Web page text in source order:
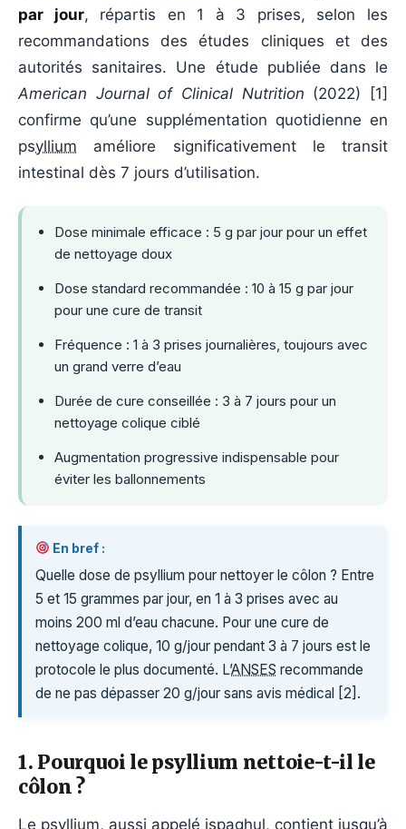
par jour, répartis en 1 à 3 prises, selon les
recommandations des études cliniques et des
autorités sanitaires. Une étude publiée dans le
American Journal of Clinical Nutrition (2022) [1]
confirme qu’une supplémentation quotidienne en
psyllium améliore significativement le transit
intestinal dès 7 jours d’utilisation.
Dose minimale efficace : 5 g par jour pour un effet
de nettoyage doux
Dose standard recommandée : 10 à 15 g par jour
pour une cure de transit
Fréquence : 1 à 3 prises journalières, toujours avec
un grand verre d’eau
Durée de cure conseillée : 3 à 7 jours pour un
nettoyage colique ciblé
Augmentation progressive indispensable pour
éviter les ballonnements
En bref :
Quelle dose de psyllium pour nettoyer le côlon ? Entre
5 et 15 grammes par jour, en 1 à 3 prises avec au
moins 200 ml d’eau chacune. Pour une cure de
nettoyage colique, 10 g/jour pendant 3 à 7 jours est le
protocole le plus documenté. L’ANSES recommande
de ne pas dépasser 20 g/jour sans avis médical [2].
1. Pourquoi le psyllium nettoie-t-il le
côlon ?
Le psyllium, aussi appelé ispaghul, contient jusqu’à